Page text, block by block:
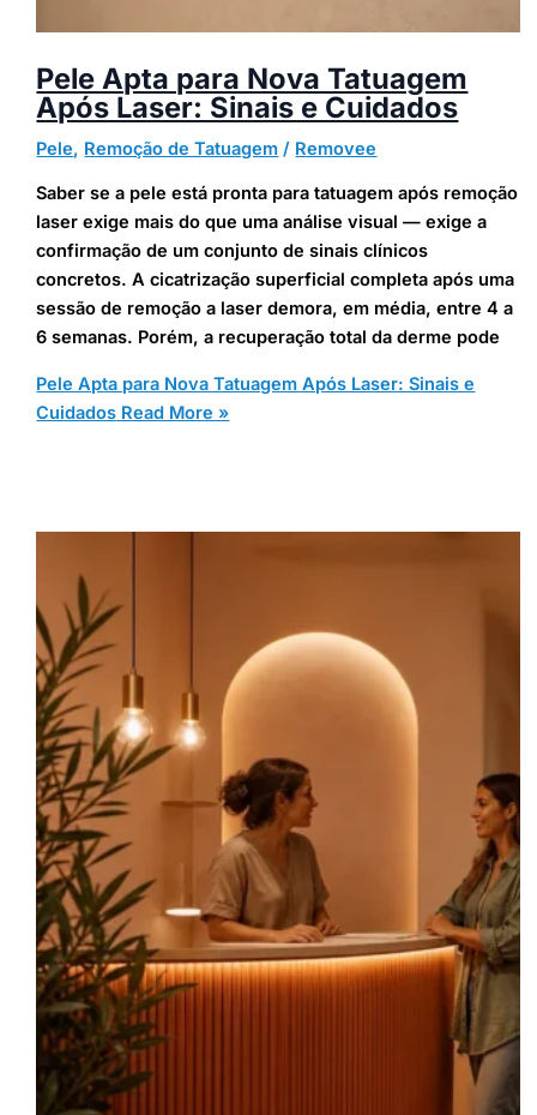
Pele Apta para Nova Tatuagem
Após Laser: Sinais e Cuidados
Pele, Remoção de Tatuagem / Removee
Saber se a pele está pronta para tatuagem após remoção
laser exige mais do que uma análise visual — exige a
confirmação de um conjunto de sinais clínicos
concretos. A cicatrização superficial completa após uma
sessão de remoção a laser demora, em média, entre 4 a
6 semanas. Porém, a recuperação total da derme pode
Pele Apta para Nova Tatuagem Após Laser: Sinais e
Cuidados Read More »